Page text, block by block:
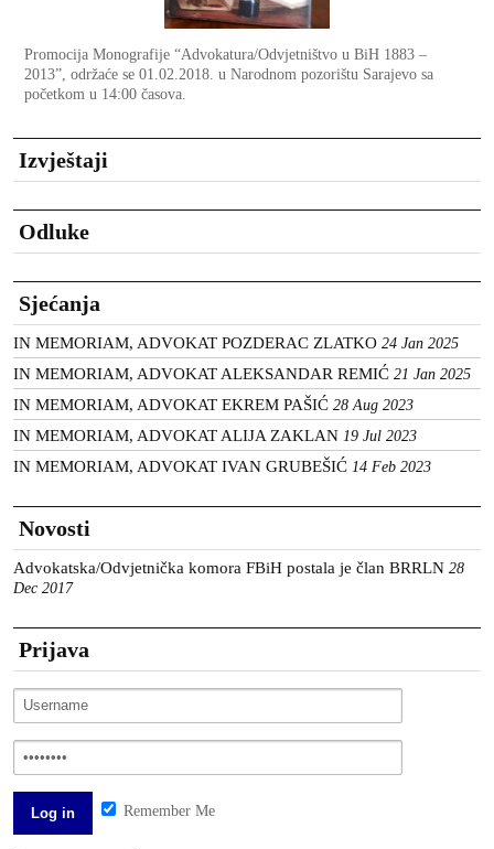
Promocija Monografije “Advokatura/Odvjetništvo u BiH 1883 –
2013”, održaće se 01.02.2018. u Narodnom pozorištu Sarajevo sa
početkom u 14:00 časova.
Izvještaji
Odluke
Sjećanja
IN MEMORIAM, ADVOKAT POZDERAC ZLATKO 24 Jan 2025
IN MEMORIAM, ADVOKAT ALEKSANDAR REMIĆ 21 Jan 2025
IN MEMORIAM, ADVOKAT EKREM PAŠIĆ 28 Aug 2023
IN MEMORIAM, ADVOKAT ALIJA ZAKLAN 19 Jul 2023
IN MEMORIAM, ADVOKAT IVAN GRUBEŠIĆ 14 Feb 2023
Novosti
Advokatska/Odvjetnička komora FBiH postala je član BRRLN 28
Dec 2017
Prijava
Remember Me